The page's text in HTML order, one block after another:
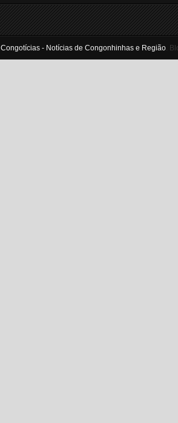
Congotícias - Notícias de Congonhinhas e Região.